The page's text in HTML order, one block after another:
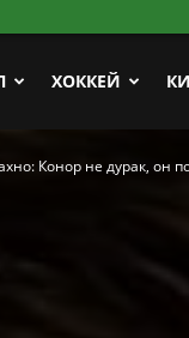
ХОККЕЙ
Конор не дурак, он